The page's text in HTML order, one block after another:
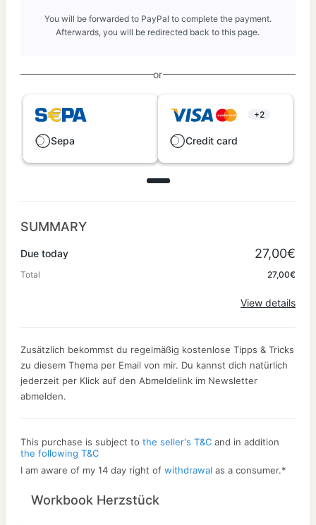
You will be forwarded to PayPal to complete the payment.
Afterwards, you will be redirected back to this page.
or
Sepa
+2
Credit card
SUMMARY
Due today 27,00€
Total 27,00€
View details
Zusätzlich bekommst du regelmäßig kostenlose Tipps & Tricks
zu diesem Thema per Email von mir. Du kannst dich natürlich
jederzeit per Klick auf den Abmeldelink im Newsletter
abmelden.
This purchase is subject to the seller's T&C and in addition
the following T&C
I am aware of my 14 day right of withdrawal as a consumer.*
Workbook Herzstück